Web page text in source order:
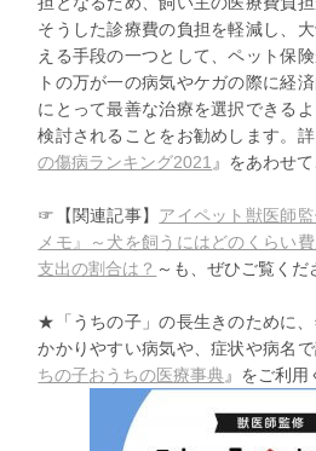
そうした診療費の負担を軽減し、
える手段の一つとして、ペット保
トの万が一の病気やケガの際に経
にとって最善な治療を選択できる
検討されることをお勧めします。
の傷病ランキング2021 』をあわせ
☞【関連記事】 アイペット獣医師
メモ』～犬を飼うにはどのくらい
支出の割合は？ ～ も、ぜひご覧くだ
★「うちの子」の長生きのために、
かかりやすい病気や、症状や病名
ちの子おうちの医療事典 』をご利用